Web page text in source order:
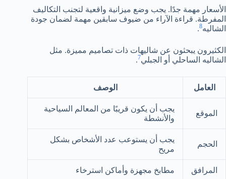
الأسعار مهمة جدًا. يجب وضع ميزانية واقعية لتجنب التكاليف
المفرطة. قراءة الآراء من ضيوف سابقين مهمة لضمان جودة
الشاليه8
.
الكثيرون يبحثون عن شاليهات ذات تصاميم مميزة. مثل
الشاليه الساحلي أو الجبلي7
.
العامل الوصف
الموقع
يجب أن يكون قريبًا من المعالم السياحية
والأنشطة
الحجم
يجب أن يستوعب عدد الأشخاص بشكل
مريح
المرافق مطابخ مجهزة وأماكن استرخاء